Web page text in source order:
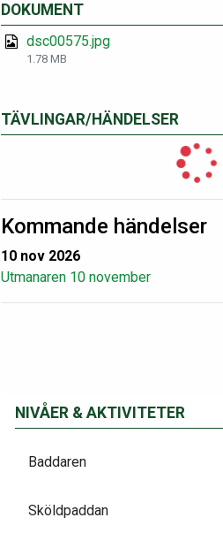
DOKUMENT
dsc00575.jpg
1.78 MB
TÄVLINGAR/HÄNDELSER
Kommande händelser
10 nov 2026
Utmanaren 10 november
NIVÅER & AKTIVITETER
Baddaren
Sköldpaddan